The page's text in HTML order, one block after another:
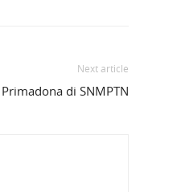
Next article
di SNMPTN